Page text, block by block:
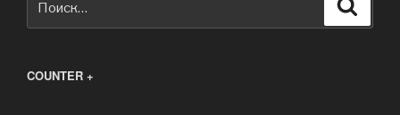
COUNTER +